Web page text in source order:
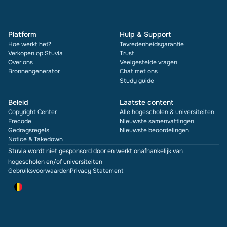
Platform
Hoe werkt het?
Verkopen op Stuvia
Over ons
Bronnengenerator
Hulp & Support
Tevredenheidsgarantie
Trust
Veelgestelde vragen
Chat met ons
Study guide
Beleid
Copyright Center
Erecode
Gedragsregels
Notice & Takedown
Laatste content
Alle hogescholen & universiteiten
Nieuwste samenvattingen
Nieuwste beoordelingen
Stuvia wordt niet gesponsord door en werkt onafhankelijk van
hogescholen en/of universiteiten
GebruiksvoorwaardenPrivacy Statement